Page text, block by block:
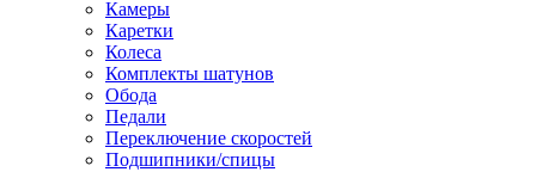
Камеры
Каретки
Колеса
Комплекты шатунов
Обода
Педали
Переключение скоростей
Подшипники/спицы